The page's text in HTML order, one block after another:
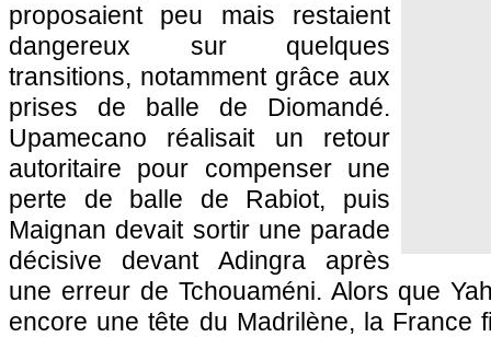
proposaient peu mais restaient
dangereux sur quelques
transitions, notamment grâce aux
prises de balle de Diomandé.
Upamecano réalisait un retour
autoritaire pour compenser une
perte de balle de Rabiot, puis
Maignan devait sortir une parade
décisive devant Adingra après
une erreur de Tchouaméni. Alors que
encore une tête du Madrilène, la France